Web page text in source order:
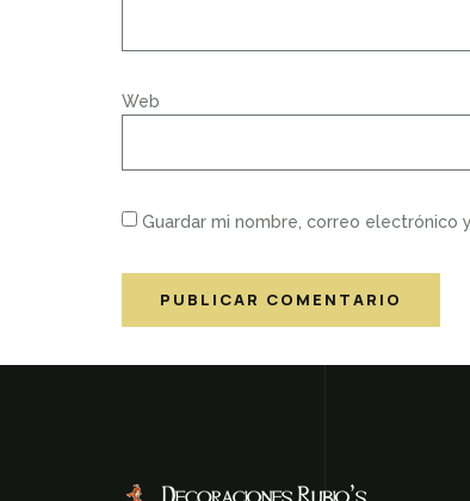
Web
Guardar mi nombre, correo electrónico